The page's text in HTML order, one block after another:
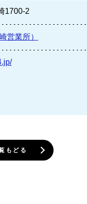
1700-2
営業所）
もどる